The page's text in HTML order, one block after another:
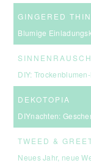
GINGERED
Blumige
SINNENRAUSCH
DIY:
DEKOTOPIA
DIYnachten:
Neues Jahr, neue